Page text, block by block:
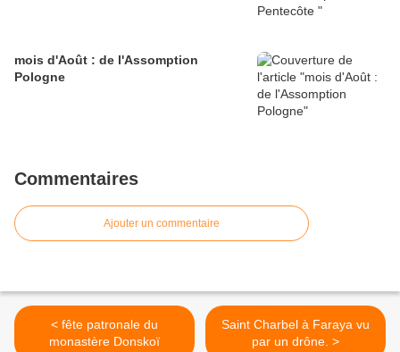
mois d'Août : de l'Assomption
Pologne
Commentaires
Ajouter un commentaire
< fête patronale du
monastère Donskoï
Saint Charbel à Faraya vu
par un drône. >